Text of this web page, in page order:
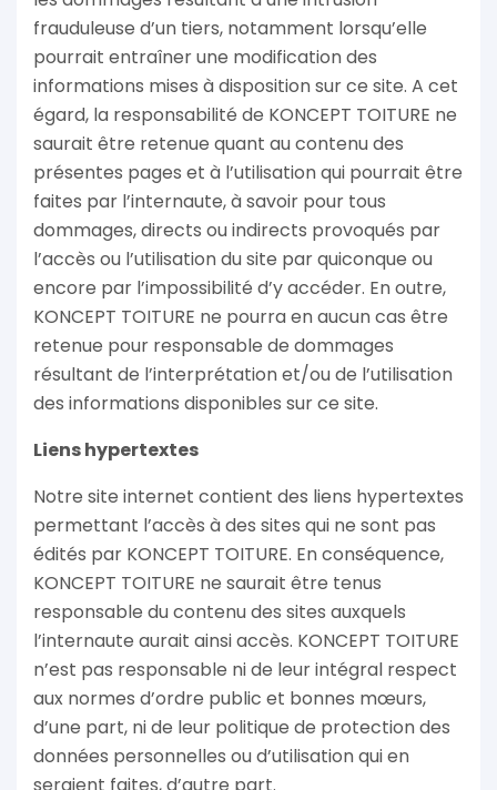
frauduleuse d’un tiers, notamment lorsqu’elle
pourrait entraîner une modification des
informations mises à disposition sur ce site. A cet
égard, la responsabilité de KONCEPT TOITURE ne
saurait être retenue quant au contenu des
présentes pages et à l’utilisation qui pourrait être
faites par l’internaute, à savoir pour tous
dommages, directs ou indirects provoqués par
l’accès ou l’utilisation du site par quiconque ou
encore par l’impossibilité d’y accéder. En outre,
KONCEPT TOITURE ne pourra en aucun cas être
retenue pour responsable de dommages
résultant de l’interprétation et/ou de l’utilisation
des informations disponibles sur ce site.
Liens hypertextes
Notre site internet contient des liens hypertextes
permettant l’accès à des sites qui ne sont pas
édités par KONCEPT TOITURE. En conséquence,
KONCEPT TOITURE ne saurait être tenus
responsable du contenu des sites auxquels
l’internaute aurait ainsi accès. KONCEPT TOITURE
n’est pas responsable ni de leur intégral respect
aux normes d’ordre public et bonnes mœurs,
d’une part, ni de leur politique de protection des
données personnelles ou d’utilisation qui en